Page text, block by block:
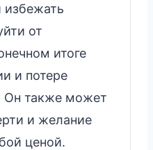
избежать
от
итоге
и потере
Он также может
и желание
ценой.